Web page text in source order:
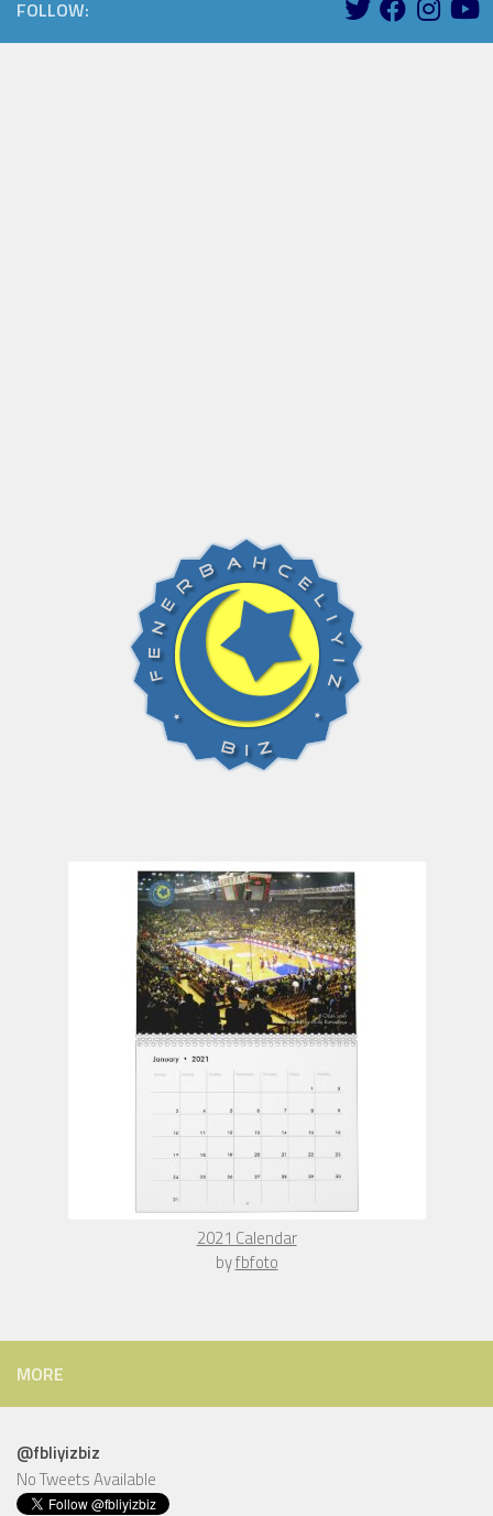
FOLLOW:
The Rising Sun Over Europe - Choreography Canvas Print
byfbfoto
MORE
@fbliyizbiz
No Tweets Available